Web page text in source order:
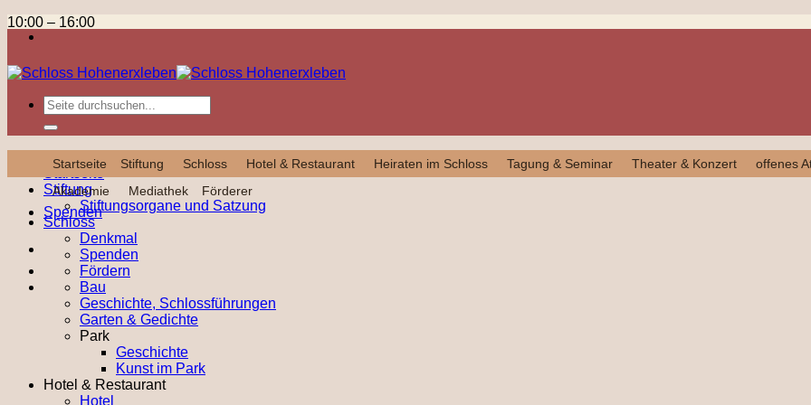
Zum
Inhalt
Startseite Stiftung Schloss Hotel & Restaurant Heiraten im Schloss Tagung & Seminar Theater & Konzert
offenes
Akademie
Mediathek Förderer
Spenden
Kinderferienwerkstatt
10:00 – 16:00
14. April 2025
Kompletten Kalender ansehen
Datenschutz
Impressum
designed by Wimeta
Spenden
Startseite
Stiftung
Stiftungsorgane und Satzung
Schloss
Denkmal
Spenden
Fördern
Bau
Geschichte, Schlossführungen
Garten & Gedichte
Park
Geschichte
Kunst im Park
Hotel & Restaurant
Hotel